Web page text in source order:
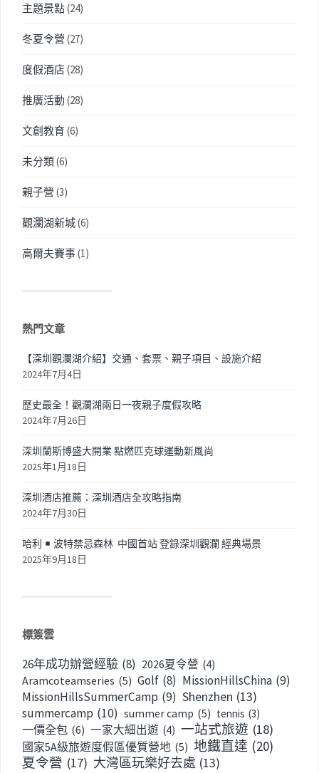
主題景點(24)
冬夏令營 (27)
度假酒店(28)
推廣活動 (28)
文創教育 (6)
未分類(6)
親子營 (3)
觀瀾湖新城(6)
高爾夫賽事(1)
熱門文章
【深圳觀瀾湖介紹】交通、套票、親子項目、設施介紹
2024年7月4日
歷史最全！觀瀾湖兩日一夜親子度假攻略
2024年7月26日
深圳蘭斯博盛大開業 點燃匹克球運動新風尚
2025年1月18日
深圳酒店推薦：深圳酒店全攻略指南
2024年7月30日
哈利
波特禁忌森林 中國首站 登錄深圳觀瀾 經典場景
2025年9月18日
標簽雲
26年成功辦營經驗 (8) 2026夏令營 (4)
Aramcoteamseries (5) Golf (8) MissionHillsChina (9)
MissionHillsSummerCamp (9) Shenzhen (13)
summercamp (10) summer camp (5) tennis (3)
一價全包 (6) 一家大細出遊 (4) 一站式旅遊 (18)
國家5A級旅遊度假區優質營地 (5) 地鐵直達 (20)
夏令營 (17) 大灣區玩樂好去處 (13)